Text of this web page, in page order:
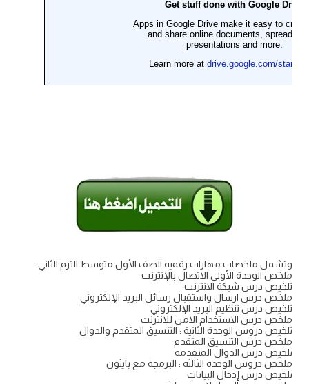
وتشمل ملخصات مهارات رقميه الصف الأول متوسط الترم الثاني:
ملخص الوحدة الأولى الاتصال بالإنترنت
تلخيص درس شبكة الانترنت
ملخص درس ارسال واستقبال رسائل البريد الإلكتروني
تلخيص درس تنظيم البريد الإلكتروني
ملخص درس الاستخدام الامن للانترنت
تلخيص دروس الوحدة الثانية : التنسيق المتقدم والدوال
ملخص درس التنسيق المتقدم
تلخيص درس الدوال المتقدمة
ملخص دروس الوحدة الثالثة : البرمجة مع بايثون
تلخيص درس إدخال البيانات